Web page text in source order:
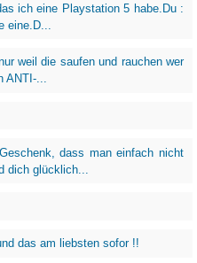
ich eine Playstation 5 habe.Du :
weil die saufen und rauchen wer
ANTI-...
dass man einfach nicht
dich glücklich...
das am liebsten sofor !!